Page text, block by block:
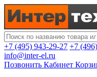
+7 (495) 943-29-27 +7
info@inter-el.ru
Позвонить Кабинет